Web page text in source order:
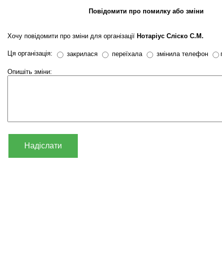
Повідомити про помилку або зміни
Хочу повідомити про зміни для організації Нотаріус Сліско С.М.
Ця організація: закрилася переїхала змінила телефон
Опишіть зміни:
Надіслати